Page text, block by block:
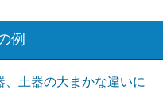
例
、土器の大まかな違いに